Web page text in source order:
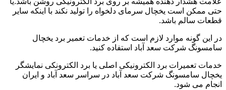
حتی ممکن است یخچال سرمای دلخواه را تولید نکند با اینکه سایر
قطعات سالم باشد.
در این گونه موارد لازم است که از خدمات تعمیر برد یخچال
سامسونگ شرکت سعد آباد استفاده کنید.
خدمات تعمیرات برد الکترونیکی اصلی یا برد الکترونکی نمایشگر
یخچال سامسونگ شرکت سعد آباد در سراسر سعد آباد و ایران
انجام می شود.